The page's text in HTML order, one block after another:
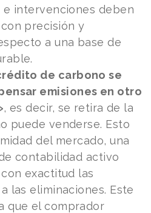
e intervenciones deben
precisión y
a una base de
de carbono se
emisiones en otro
, es decir, se retira de la
puede venderse. Esto
del mercado, una
contabilidad activo
exactitud las
las eliminaciones. Este
que el comprador